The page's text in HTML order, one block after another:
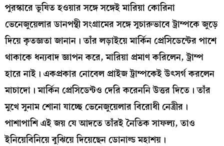
পুরস্কারে ভূষিত হওয়ার সঙ্গে সঙ্গেই মারিয়া কোরিনা
ভেনেজুয়েলার ডানপন্থী সংগ্রামের সঙ্গে সুচারুভাবে ট্রাম্পকে জুড়ে
দিয়ে কৃতজ্ঞতা জানান। তাঁর লড়াইয়ে মার্কিন প্রেসিডেন্টের পাশে
থাকাকে ধন্যবাদ জ্ঞাপন করে, মারিয়া প্রমাণ করিলেন, ট্রাম্প
হারে নাই। একপ্রকার নোবেল প্রাইজ ট্রাম্পকেই উৎসর্গ করলেন
মাচাদো। মার্কিন প্রেসিডেন্টও দেরি করেননি উত্তর দিতে। তাঁর
মুখে সুনাম শোনা যাচ্ছে ভেনেজুয়েলার বিরোধী নেত্রীর।
পাশাপাশি এই জয় যে আদতে তাঁরই নৈতিক সাফল্য, তাও
ইনিয়েবিনিয়ে বুঝিয়ে দিয়েছেন ডোনাল্ড মহাশয়।